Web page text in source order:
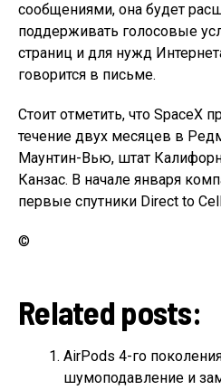
сообщениями, она будет
поддерживать голосовые
страниц и для нужд
говорится в письме.
Стоит отметить, что SpaceX
течение двух месяцев в
Маунтин-Вью, штат
Канзас. В начале января
первые спутники Direct to
©
Related posts:
AirPods 4-го
шумоподавление и